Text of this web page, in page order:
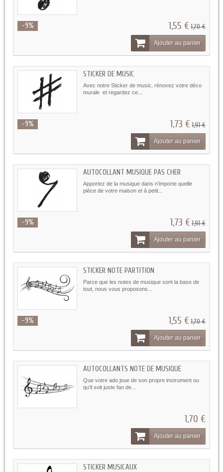
-9% 1,55 €1,70 €
Ajouter au panier
STICKER DE MUSIC
Avec notre Sticker de music, rénovez votre déco
murale et regardez ce...
-9% 1,73 €1,91 €
Ajouter au panier
AUTOCOLLANT MUSIQUE PAS CHER
Apportez de la musique dans n'importe quelle
pièce de votre maison et à petit...
-9% 1,73 €1,91 €
Ajouter au panier
STICKER NOTE PARTITION
Parce que les notes de musique sont la base de
tout, nous vous proposons...
-9% 1,55 €1,70 €
Ajouter au panier
AUTOCOLLANTS NOTE DE MUSIQUE
Que votre ado joue de son propre instrument ou
qu’il soit juste fan de...
1,70 €
Ajouter au panier
STICKER MUSICAUX